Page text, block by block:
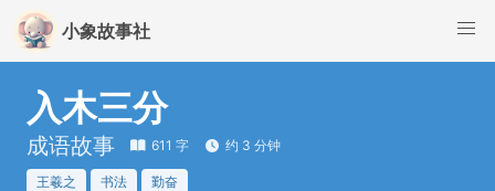
小象故事社
入木三分
成语故事 611 字 约 3 分钟
王羲之 书法 勤奋